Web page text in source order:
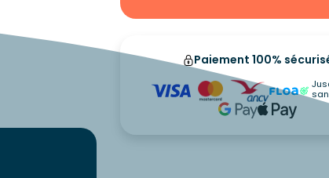
Paiement 100%